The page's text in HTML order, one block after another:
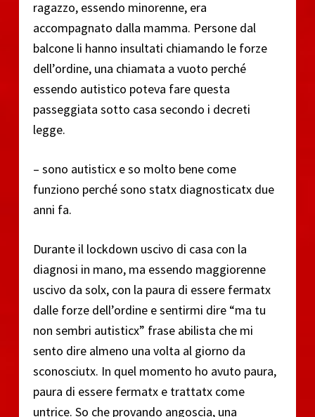
ragazzo, essendo minorenne, era
accompagnato dalla mamma. Persone dal
balcone li hanno insultati chiamando le forze
dell’ordine, una chiamata a vuoto perché
essendo autistico poteva fare questa
passeggiata sotto casa secondo i decreti
legge.
– sono autisticx e so molto bene come
funziono perché sono statx diagnosticatx due
anni fa.
Durante il lockdown uscivo di casa con la
diagnosi in mano, ma essendo maggiorenne
uscivo da solx, con la paura di essere fermatx
dalle forze dell’ordine e sentirmi dire “ma tu
non sembri autisticx” frase abilista che mi
sento dire almeno una volta al giorno da
sconosciutx. In quel momento ho avuto paura,
paura di essere fermatx e trattatx come
untrice. So che provando angoscia, una